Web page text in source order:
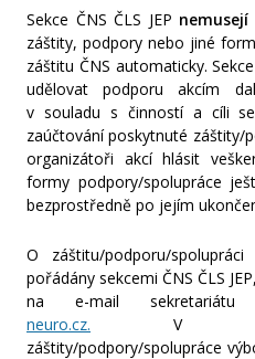
Záštity a garance
Fotogalerie
Sekce ČNS ČLS JEP
záštity, podpory nebo jiné
záštitu ČNS automaticky.
udělovat podporu akcím
v souladu s činností a cíli
zaúčtování poskytnuté záštity/
organizátoři akcí hlásit
formy podpory/spolupráce
bezprostředně po jejím
O záštitu/podporu/
pořádány sekcemi ČNS ČLS
na e-mail
neuro.cz. V
záštity/podpory/spolupráce